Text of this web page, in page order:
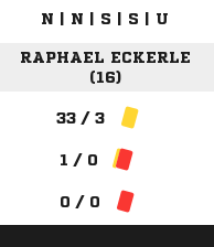
N | N | S | S | U
RAPHAEL ECKERLE
(16)
33 / 3
1 / 0
0 / 0